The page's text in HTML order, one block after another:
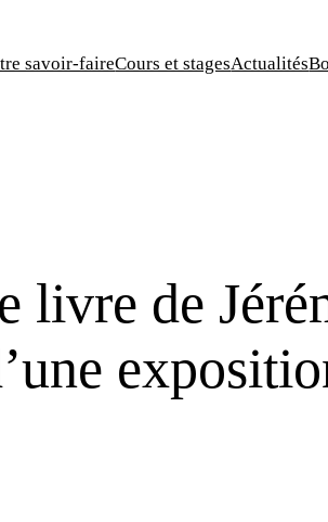
savoir-faireCours et stagesActualités
livre de